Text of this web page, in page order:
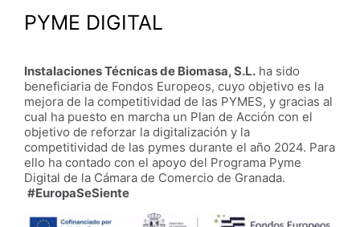
PYME DIGITAL
Instalaciones Técnicas de Biomasa, S.L.ha sido
beneficiaria de Fondos Europeos, cuyo objetivo es la
mejora de la competitividad de las PYMES, y gracias al
cual ha puesto en marcha un Plan de Acción con el
objetivo de reforzar la digitalización y la
competitividad de las pymes durante el año 2024. Para
ello ha contado con el apoyo del Programa Pyme
Digital de la Cámara de Comercio de Granada.
#EuropaSeSiente